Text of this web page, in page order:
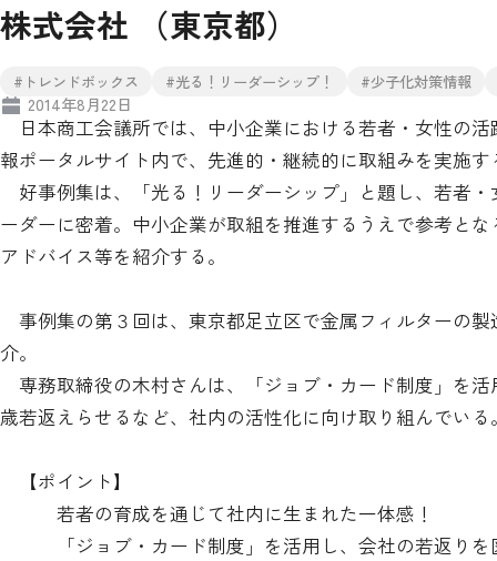
株式会社 （東京都）
#トレンドボックス #光る！リーダーシップ！ #少子化対策情報
2014年8月22日
日本商工会議所では、中小企業における若者・女性の
報ポータルサイト内で、先進的・継続的に取組みを実施
好事例集は、「光る！リーダーシップ」と題し、若者
ーダーに密着。中小企業が取組を推進するうえで参考と
アドバイス等を紹介する。
事例集の第３回は、東京都足立区で金属フィルターの
介。
専務取締役の木村さんは、「ジョブ・カード制度」を
歳若返えらせるなど、社内の活性化に向け取り組んでいる
【ポイント】
若者の育成を通じて社内に生まれた一体感！
「ジョブ・カード制度」を活用し、会社の若返りを